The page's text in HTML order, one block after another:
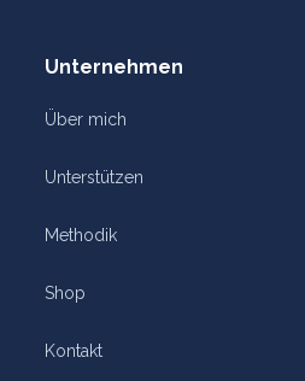
Unternehmen
Über mich
Unterstützen
Methodik
Shop
Kontakt